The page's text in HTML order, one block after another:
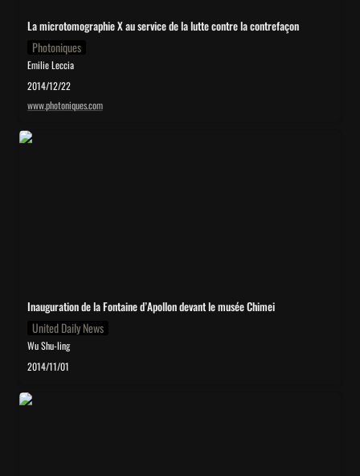
La microtomographie X au service de la lutte contre la contrefaçon
Photoniques
Emilie Leccia
2014/12/22
www.photoniques.com
Inauguration de la Fontaine d’Apollon devant le musée Chimei
Inauguration de la Fontaine d’Apollon devant le musée Chimei
United Daily News
Wu Shu-ling
2014/11/01
Chronique Désinvolte du Marché de l’Art : Des Rodin par centaines